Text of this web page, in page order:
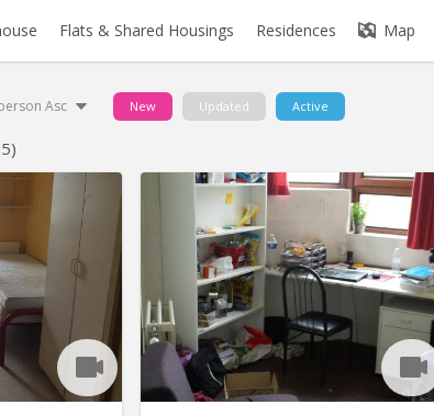
Flats & Shared Housings Residences Map
Asc New Updated Active
KV 420
à louer dans
Biereau,
(théatre),
club, calme et
double oscillo-
Visuel lointain.
privatif dans la
du 20...
KV 1037
Kot situé rue des Sports 7 / 102: Très
bien situé, dans une rue calme, a deux
pas du centre sportif du Blocry, et
proche du centre, IAD, Hocaille
Appartement communautaire de 10
avec 3 salles de douches et 3 WC
Disponible du 16 juillet au 10
septembre 2026